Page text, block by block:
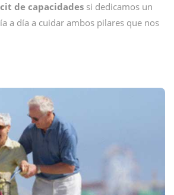
de capacidades si dedicamos un
a día a cuidar ambos pilares que nos